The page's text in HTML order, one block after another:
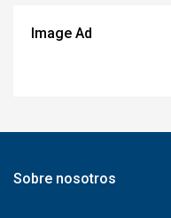
Image Ad
Sobre nosotros